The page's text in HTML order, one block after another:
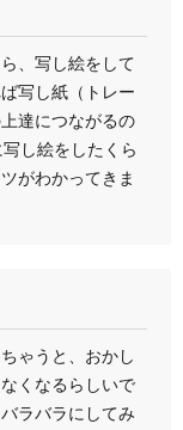
、写し絵をして
写し紙（トレー
達につながるの
し絵をしたくら
がわかってきま
ゃうと、おかし
くなるらしいで
ラバラにしてみ